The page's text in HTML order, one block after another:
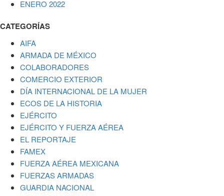
ENERO 2022
CATEGORÍAS
AIFA
ARMADA DE MÉXICO
COLABORADORES
COMERCIO EXTERIOR
DÍA INTERNACIONAL DE LA MUJER
ECOS DE LA HISTORIA
EJÉRCITO
EJÉRCITO Y FUERZA AÉREA
EL REPORTAJE
FAMEX
FUERZA AÉREA MEXICANA
FUERZAS ARMADAS
GUARDIA NACIONAL